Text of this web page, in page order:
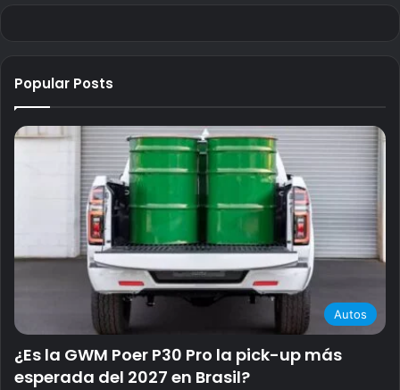
Popular Posts
Autos
¿Es la GWM Poer P30 Pro la pick-up más
esperada del 2027 en Brasil?